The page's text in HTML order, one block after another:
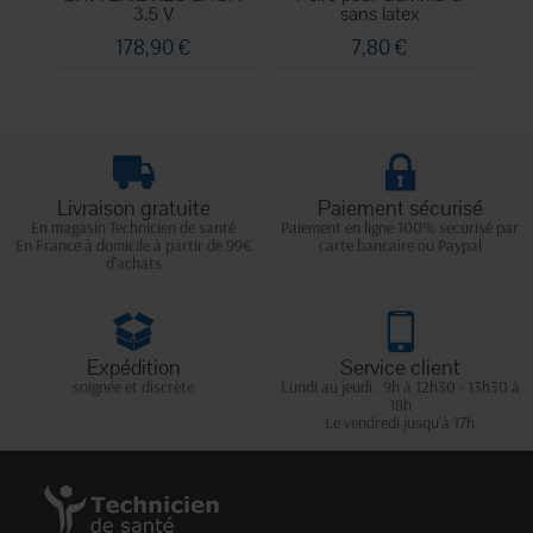
3.5 V
178,90 €
sans latex
7,80 €
Livraison gratuite
En magasin Technicien de santé
En France à domicile à partir de 99€
d'achats
Paiement sécurisé
Paiement en ligne 100% sécurisé par
carte bancaire ou Paypal
Expédition
soignée et discrète
Service client
Lundi au jeudi : 9h à 12h30 - 13h30 à
18h
Le vendredi jusqu'à 17h